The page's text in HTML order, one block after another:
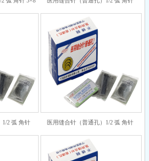
5×12
1/2 弧 角针 医用缝合针（普通孔）1/2 弧 角针
6×10